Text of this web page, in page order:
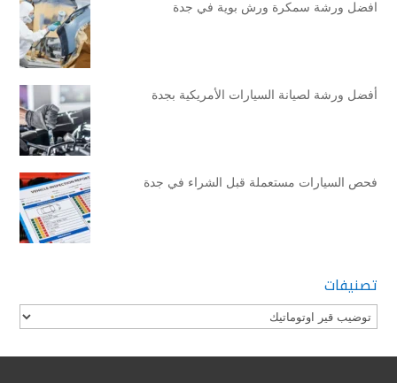
افضل ورشة سمكرة ورش بوية في جدة
أفضل ورشة لصيانة السيارات الأمريكية بجدة
فحص السيارات مستعملة قبل الشراء في جدة
تصنيفات
تصنيفات